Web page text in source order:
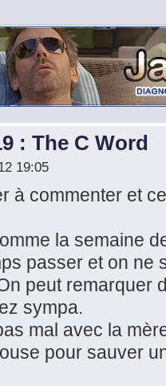
: The C Word
19:05
à commenter et
la semaine
passer et on ne
peut remarquer
sympa.
mal avec la
pour sauver